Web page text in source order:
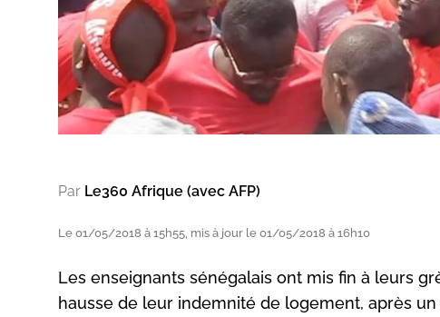
Par Le360 Afrique (avec AFP)
Le 01/05/2018 à 15h55, mis à jour le 01/05/2018 à 16h10
Les enseignants sénégalais ont mis fin à leurs
hausse de leur indemnité de logement, après